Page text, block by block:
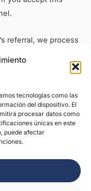
tecnologías como las
del dispositivo. El
procesar datos como
únicas en este
puede afectar
referral, we process
number or
Legal basis:
the ambassador in
GDPR).You may
360 Referral